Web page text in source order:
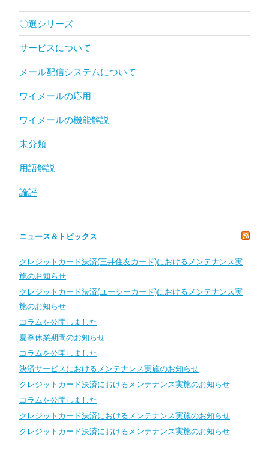
〇選シリーズ
サービスについて
メール配信システムについて
ワイメールの応用
ワイメールの機能解説
未分類
用語解説
論評
ニュース＆トピックス
クレジットカード決済(三井住友カード)におけるメンテナンス実
施のお知らせ
クレジットカード決済(ユーシーカード)におけるメンテナンス実
施のお知らせ
コラムを公開しました
夏季休業期間のお知らせ
コラムを公開しました
決済サービスにおけるメンテナンス実施のお知らせ
クレジットカード決済におけるメンテナンス実施のお知らせ
コラムを公開しました
クレジットカード決済におけるメンテナンス実施のお知らせ
クレジットカード決済におけるメンテナンス実施のお知らせ